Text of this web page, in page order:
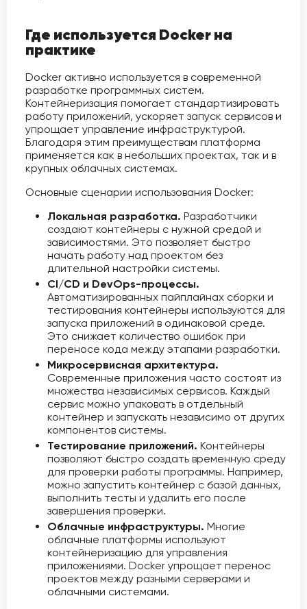
Где используется Docker на
практике
Docker активно используется в современной
разработке программных систем.
Контейнеризация помогает стандартизировать
работу приложений, ускоряет запуск сервисов и
упрощает управление инфраструктурой.
Благодаря этим преимуществам платформа
применяется как в небольших проектах, так и в
крупных облачных системах.
Основные сценарии использования Docker:
Локальная разработка. Разработчики
создают контейнеры с нужной средой и
зависимостями. Это позволяет быстро
начать работу над проектом без
длительной настройки системы.
CI/CD и DevOps-процессы.
Автоматизированных пайплайнах сборки и
тестирования контейнеры используются для
запуска приложений в одинаковой среде.
Это снижает количество ошибок при
переносе кода между этапами разработки.
Микросервисная архитектура.
Современные приложения часто состоят из
множества независимых сервисов. Каждый
сервис можно упаковать в отдельный
контейнер и запускать независимо от других
компонентов системы.
Тестирование приложений. Контейнеры
позволяют быстро создать временную среду
для проверки работы программы. Например,
можно запустить контейнер с базой данных,
выполнить тесты и удалить его после
завершения проверки.
Облачные инфраструктуры. Многие
облачные платформы используют
контейнеризацию для управления
приложениями. Docker упрощает перенос
проектов между разными серверами и
облачными системами.